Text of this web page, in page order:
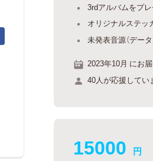
3rdアルバムをプレ
オリジナルステッカ
未発表音源（データ
2023年10月 にお届
40人が応援してい
15000 円